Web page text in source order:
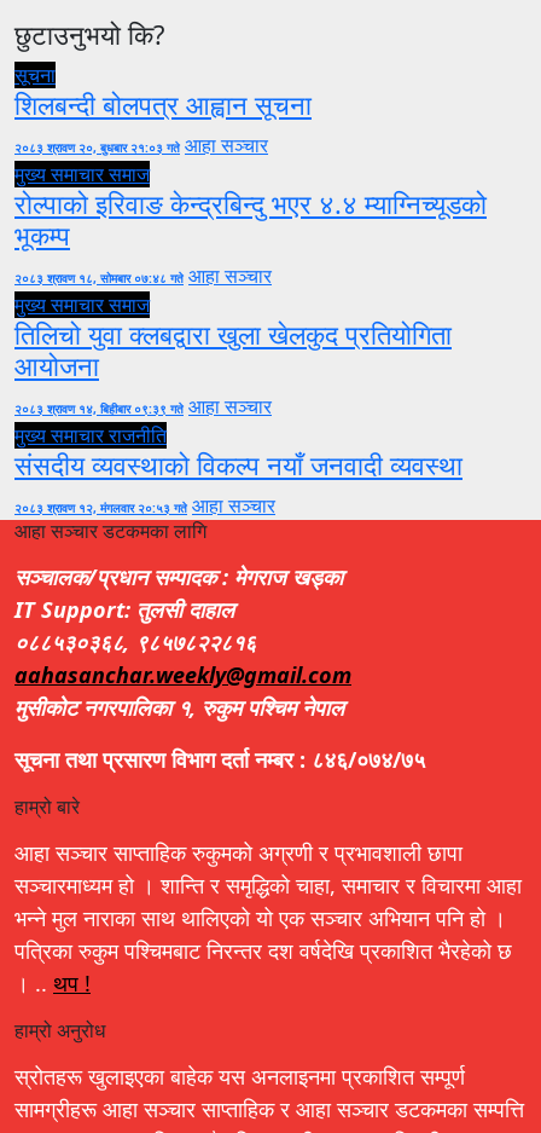
छुटाउनुभयो कि?
सूचना
शिलबन्दी बोलपत्र आह्वान सूचना
२०८३ श्रावण २०, बुधबार २१:०३ गते आहा सञ्चार
मुख्य समाचारसमाज
रोल्पाको इरिवाङ केन्द्रबिन्दु भएर ४.४ म्याग्निच्यूडको
भूकम्प
२०८३ श्रावण १८, सोमबार ०७:४८ गते आहा सञ्चार
मुख्य समाचारसमाज
तिलिचो युवा क्लबद्वारा खुला खेलकुद प्रतियोगिता
आयोजना
२०८३ श्रावण १४, बिहीबार ०९:३९ गते आहा सञ्चार
मुख्य समाचारराजनीति
संसदीय व्यवस्थाको विकल्प नयाँ जनवादी व्यवस्था
२०८३ श्रावण १२, मंगलवार २०:५३ गते आहा सञ्चार
आहा सञ्चार डटकमका लागि
सञ्चालक/प्रधान सम्पादक : मेगराज खड्का
IT Support: तुलसी दाहाल
०८८५३०३६८, ९८५७८२२८१६
aahasanchar.weekly@gmail.com
मुसीकोट नगरपालिका १, रुकुम पश्चिम नेपाल
सूचना तथा प्रसारण विभाग दर्ता नम्बर : ८४६/०७४/७५
हाम्रो बारे
आहा सञ्चार साप्ताहिक रुकुमको अग्रणी र प्रभावशाली छापा
सञ्चारमाध्यम हो । शान्ति र समृद्धिको चाहा, समाचार र विचारमा आहा
भन्ने मुल नाराका साथ थालिएको यो एक सञ्चार अभियान पनि हो ।
पत्रिका रुकुम पश्चिमबाट निरन्तर दश वर्षदेखि प्रकाशित भैरहेको छ
। .. थप !
हाम्रो अनुरोध
स्रोतहरू खुलाइएका बाहेक यस अनलाइनमा प्रकाशित सम्पूर्ण
सामग्रीहरू आहा सञ्चार साप्ताहिक र आहा सञ्चार डटकमका सम्पत्ति